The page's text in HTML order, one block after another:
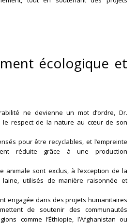
écologique et
ne devienne un mot d’ordre, Dr.
le respect de la nature au cœur de son
pour être recyclables, et l’empreinte
réduite grâce à une production
animale sont exclus, à l’exception de la
utilisés de manière raisonnée et
engagée dans des projets humanitaires
de soutenir des communautés
comme l’Éthiopie, l’Afghanistan ou